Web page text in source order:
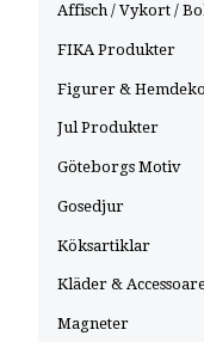
Affisch / Vykort /
FIKA Produkter
Figurer &
Jul Produkter
Göteborgs Motiv
Gosedjur
Köksartiklar
Kläder &
Magneter